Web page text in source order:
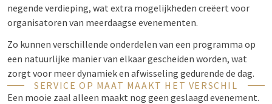
negende verdieping, wat extra mogelijkheden creëert voor
organisatoren van meerdaagse evenementen.
Zo kunnen verschillende onderdelen van een programma op
een natuurlijke manier van elkaar gescheiden worden, wat
zorgt voor meer dynamiek en afwisseling gedurende de dag.
SERVICE OP MAAT MAAKT HET VERSCHIL
Een mooie zaal alleen maakt nog geen geslaagd evenement.